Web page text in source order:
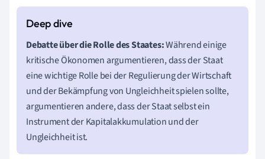
Debatte über die Rolle des Staates:Während einige
kritische Ökonomen argumentieren, dass der Staat
eine wichtige Rolle bei der Regulierung der Wirtschaft
und der Bekämpfung von Ungleichheit spielen sollte,
argumentieren andere, dass der Staat selbst ein
Instrument der Kapitalakkumulation und der
Ungleichheit ist.